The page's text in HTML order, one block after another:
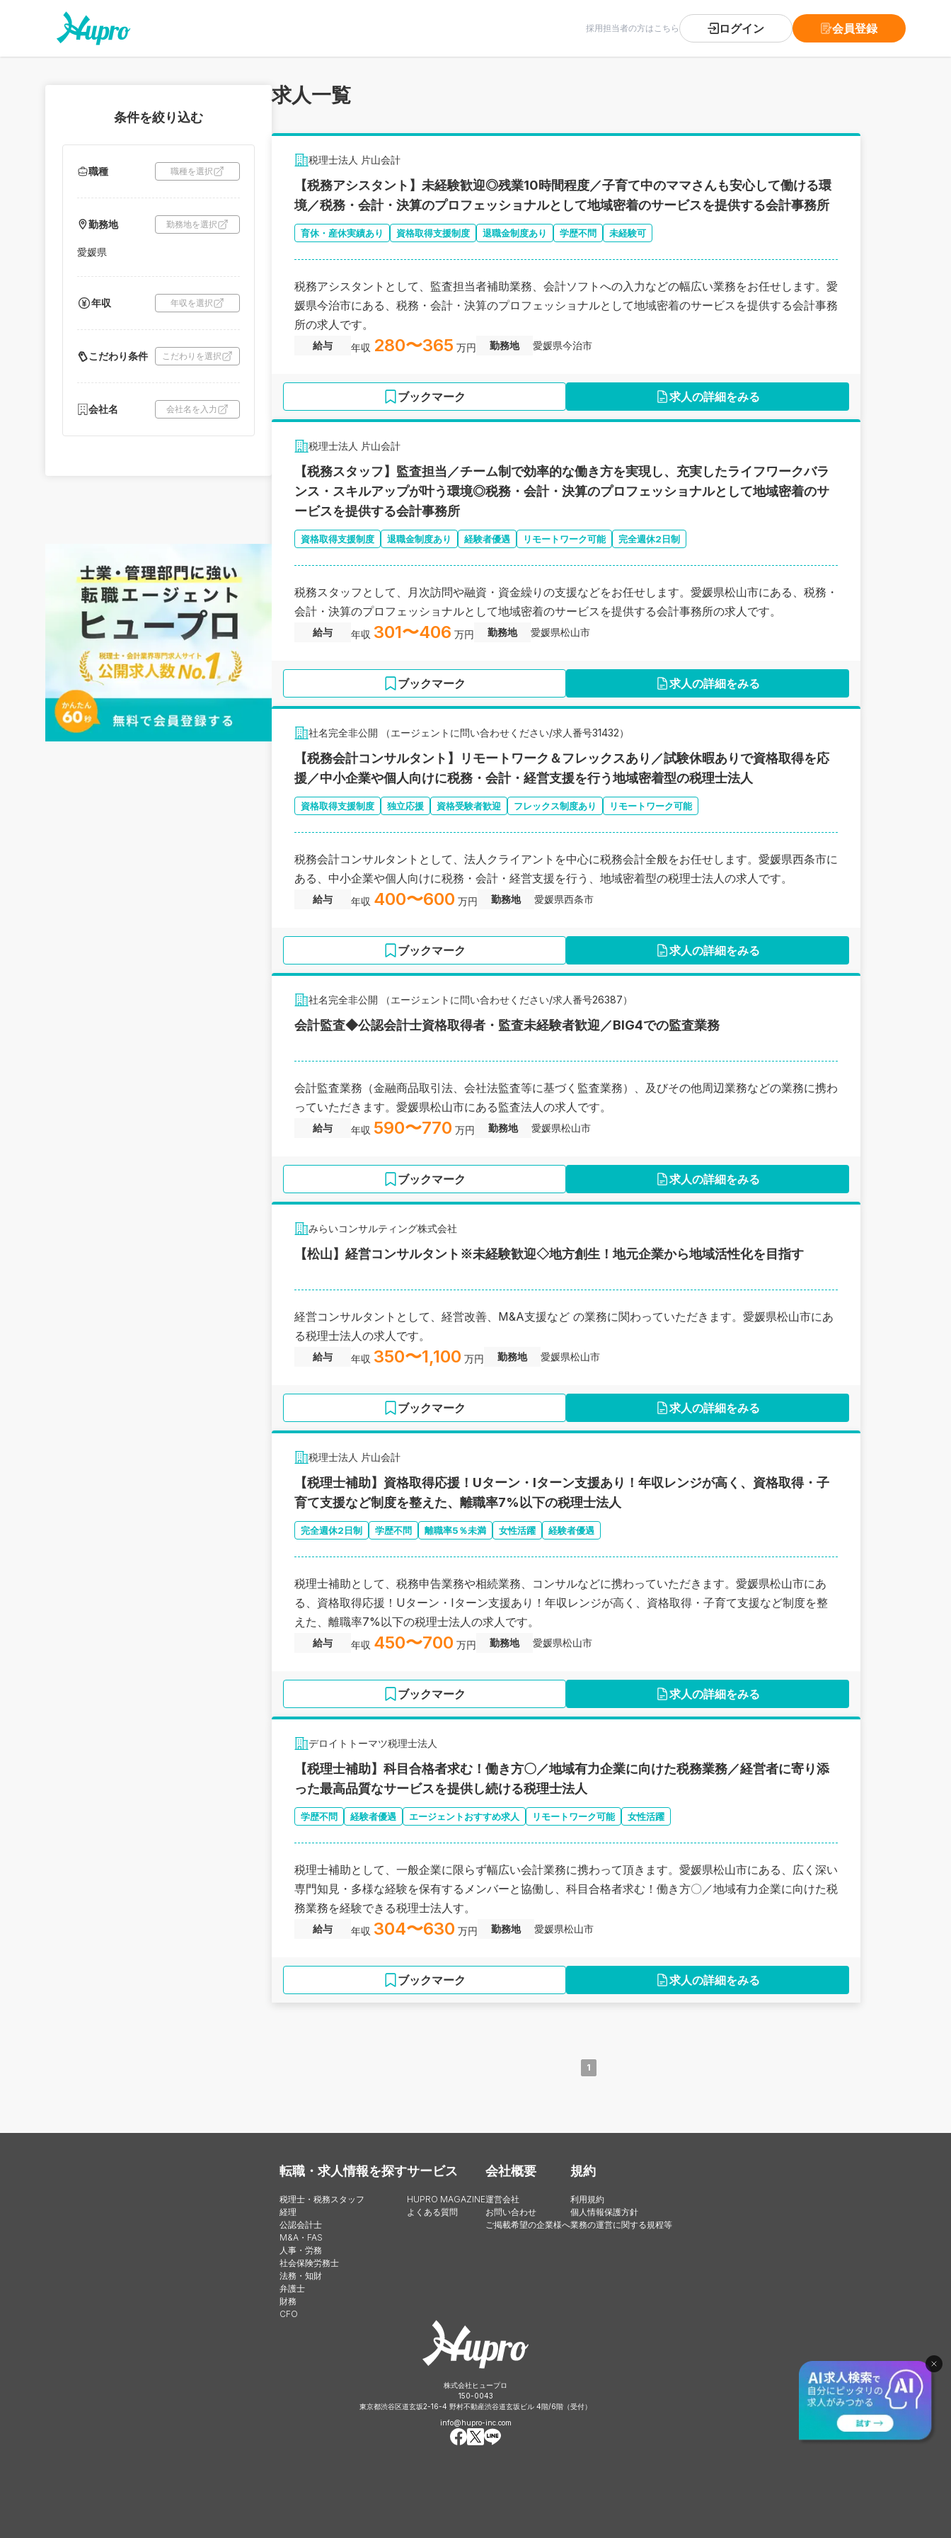
採用担当者の方はこちら ログイン 会員登録
条件を絞り込む
職種 職種を選択
勤務地 勤務地を選択
愛媛県
年収 年収を選択
こだわり条件 こだわりを選択
会社名 会社名を入力
求人一覧
税理士法人 片山会計
【税務アシスタント】未経験歓迎◎残業10時間程度／子育て中のママさんも安心して働ける環
境／税務・会計・決算のプロフェッショナルとして地域密着のサービスを提供する会計事務所
育休・産休実績あり 資格取得支援制度 退職金制度あり 学歴不問 未経験可
税務アシスタントとして、監査担当者補助業務、会計ソフトへの入力などの幅広い業務をお任せします。愛
媛県今治市にある、税務・会計・決算のプロフェッショナルとして地域密着のサービスを提供する会計事務
所の求人です。
給与 年収 280〜365 万円 勤務地 愛媛県今治市
ブックマーク 求人の詳細をみる
税理士法人 片山会計
【税務スタッフ】監査担当／チーム制で効率的な働き⽅を実現し、充実したライフワークバラ
ンス・スキルアップが叶う環境◎税務・会計・決算のプロフェッショナルとして地域密着のサ
ービスを提供する会計事務所
資格取得支援制度 退職金制度あり 経験者優遇 リモートワーク可能 完全週休2日制
税務スタッフとして、月次訪問や融資・資金繰りの支援などをお任せします。愛媛県松山市にある、税務・
会計・決算のプロフェッショナルとして地域密着のサービスを提供する会計事務所の求人です。
給与 年収 301〜406 万円 勤務地 愛媛県松山市
ブックマーク 求人の詳細をみる
社名完全非公開 （エージェントに問い合わせください/求人番号31432）
【税務会計コンサルタント】リモートワーク＆フレックスあり／試験休暇ありで資格取得を応
援／中小企業や個人向けに税務・会計・経営支援を行う地域密着型の税理士法人
資格取得支援制度 独立応援 資格受験者歓迎 フレックス制度あり リモートワーク可能
税務会計コンサルタントとして、法人クライアントを中心に税務会計全般をお任せします。愛媛県西条市に
ある、中小企業や個人向けに税務・会計・経営支援を行う、地域密着型の税理士法人の求人です。
給与 年収 400〜600 万円 勤務地 愛媛県西条市
ブックマーク 求人の詳細をみる
社名完全非公開 （エージェントに問い合わせください/求人番号26387）
会計監査◆公認会計士資格取得者・監査未経験者歓迎／BIG4での監査業務
会計監査業務（金融商品取引法、会社法監査等に基づく監査業務）、及びその他周辺業務などの業務に携わ
っていただきます。愛媛県松山市にある監査法人の求人です。
給与 年収 590〜770 万円 勤務地 愛媛県松山市
ブックマーク 求人の詳細をみる
みらいコンサルティング株式会社
【松山】経営コンサルタント※未経験歓迎◇地方創生！地元企業から地域活性化を目指す
経営コンサルタントとして、経営改善、M&A支援など の業務に関わっていただきます。愛媛県松山市にあ
る税理士法人の求人です。
給与 年収 350〜1,100 万円 勤務地 愛媛県松山市
ブックマーク 求人の詳細をみる
税理士法人 片山会計
【税理士補助】資格取得応援！Uターン・Iターン支援あり！年収レンジが高く、資格取得・子
育て支援など制度を整えた、離職率7%以下の税理士法人
完全週休2日制 学歴不問 離職率5％未満 女性活躍 経験者優遇
税理士補助として、税務申告業務や相続業務、コンサルなどに携わっていただきます。愛媛県松山市にあ
る、資格取得応援！Uターン・Iターン支援あり！年収レンジが高く、資格取得・子育て支援など制度を整
えた、離職率7%以下の税理士法人の求人です。
給与 年収 450〜700 万円 勤務地 愛媛県松山市
ブックマーク 求人の詳細をみる
デロイトトーマツ税理士法人
【税理士補助】科目合格者求む！働き方〇／地域有力企業に向けた税務業務／経営者に寄り添
った最高品質なサービスを提供し続ける税理士法人
学歴不問 経験者優遇 エージェントおすすめ求人 リモートワーク可能 女性活躍
税理士補助として、一般企業に限らず幅広い会計業務に携わって頂きます。愛媛県松山市にある、広く深い
専門知見・多様な経験を保有するメンバーと協働し、科目合格者求む！働き方〇／地域有力企業に向けた税
務業務を経験できる税理士法人す。
給与 年収 304〜630 万円 勤務地 愛媛県松山市
ブックマーク 求人の詳細をみる
1
転職・求人情報を探す
税理士・税務スタッフ
経理
公認会計士
M&A・FAS
人事・労務
社会保険労務士
法務・知財
弁護士
財務
CFO
サービス
HUPRO MAGAZINE
よくある質問
会社概要
運営会社
お問い合わせ
ご掲載希望の企業様へ
規約
利用規約
個人情報保護方針
業務の運営に関する規程等
株式会社ヒュープロ
150-0043
東京都渋谷区道玄坂2-16-4 野村不動産渋谷道玄坂ビル 4階/6階（受付）
info@hupro-inc.com